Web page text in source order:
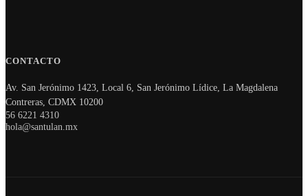
CONTACTO
Av. San Jerónimo 1423, Local 6, San Jerónimo Lídice, La Magdalena
Contreras, CDMX 10200
56 6221 4310
hola@santulan.mx